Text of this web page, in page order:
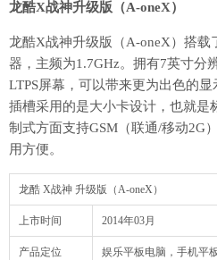
龙酷X战神升级版（A-oneX）
龙酷X战神升级版（A-oneX）搭载
器，主频为1.7GHz。拥有7英寸分
LTPS屏幕，可以带来更为出色的
插槽采用的是大小卡设计，也就是
制式方面支持GSM（联通/移动2G
用方便。
龙酷 X战神 升级版（A-oneX）
上市时间 2014年03月
产品定位 娱乐平板电脑，手机平